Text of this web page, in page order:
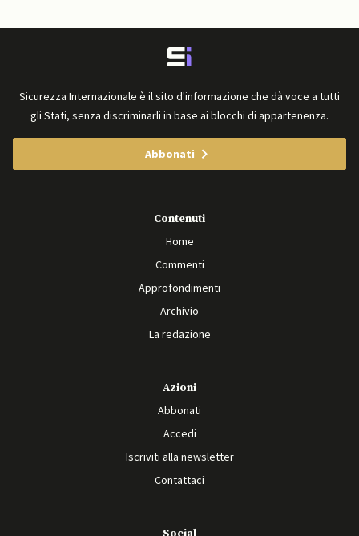
Sicurezza Internazionale è il sito d'informazione che dà voce a tutti
gli Stati, senza discriminarli in base ai blocchi di appartenenza.
Abbonati
Contenuti
Home
Commenti
Approfondimenti
Archivio
La redazione
Azioni
Abbonati
Accedi
Iscriviti alla newsletter
Contattaci